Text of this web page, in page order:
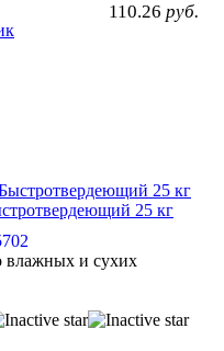
110.26 руб.
25 кг
влажных и сухих